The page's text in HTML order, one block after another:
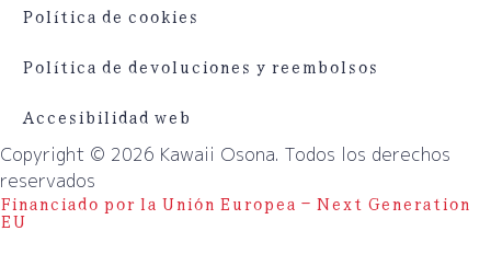
Política de cookies
Política de devoluciones y reembolsos
Accesibilidad web
Copyright © 2026 Kawaii Osona. Todos los derechos
reservados
Financiado por la Unión Europea – Next Generation
EU